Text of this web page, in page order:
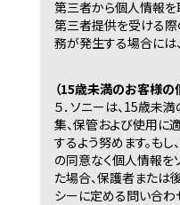
第三者から個人情報を
第三者提供を受ける
務が発生する場合には
（15歳未満のお客様の
５． ソニーは、15歳未
集、保管および使用に
するよう努めます。も
の同意なく個人情報を
た場合、保護者または
シーに定める問い合わ